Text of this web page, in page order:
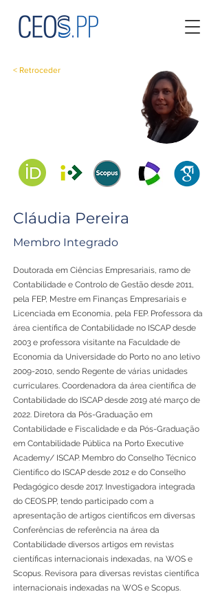
< Retroceder
Cláudia Pereira
Membro Integrado
Doutorada em Ciências Empresariais, ramo de
Contabilidade e Controlo de Gestão desde 2011,
pela FEP, Mestre em Finanças Empresariais e
Licenciada em Economia, pela FEP. Professora da
área científica de Contabilidade no ISCAP desde
2003 e professora visitante na Faculdade de
Economia da Universidade do Porto no ano letivo
2009-2010, sendo Regente de várias unidades
curriculares. Coordenadora da área científica de
Contabilidade do ISCAP desde 2019 até março de
2022. Diretora da Pós-Graduação em
Contabilidade e Fiscalidade e da Pós-Graduação
em Contabilidade Pública na Porto Executive
Academy/ ISCAP. Membro do Conselho Técnico
Científico do ISCAP desde 2012 e do Conselho
Pedagógico desde 2017. Investigadora integrada
do CEOS.PP, tendo participado com a
apresentação de artigos científicos em diversas
Conferências de referência na área da
Contabilidade diversos artigos em revistas
científicas internacionais indexadas, na WOS e
Scopus. Revisora para diversas revistas científica
internacionais indexadas na WOS e Scopus.